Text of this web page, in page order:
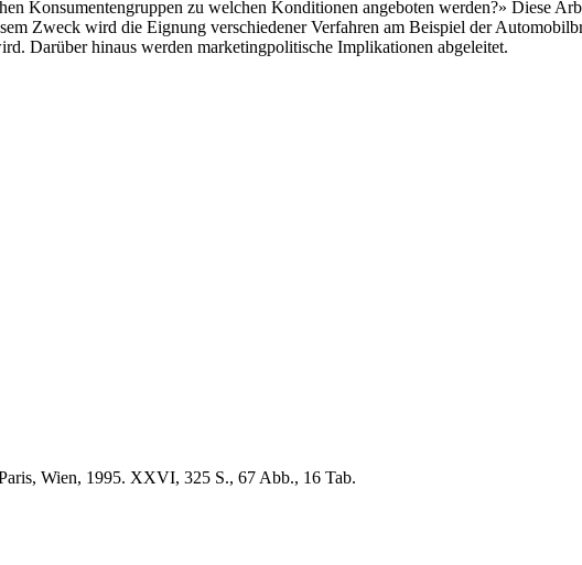
Konsumentengruppen zu welchen Konditionen angeboten werden?» Diese
Zweck wird die Eignung verschiedener Verfahren am Beispiel der
Darüber hinaus werden marketingpolitische Implikationen abgeleitet.
Wien, 1995. XXVI, 325 S., 67 Abb., 16 Tab.